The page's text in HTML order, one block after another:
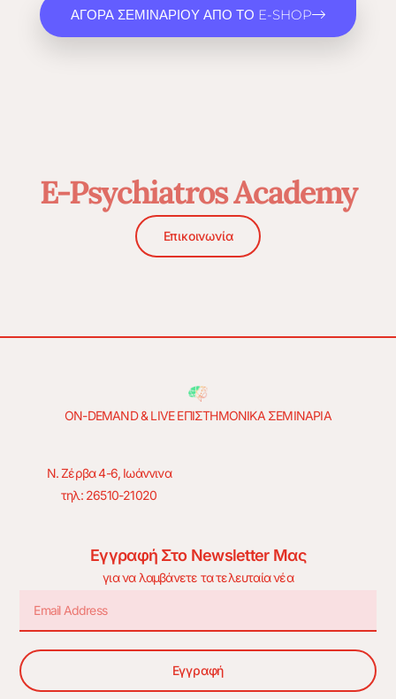
ΑΓΟΡΑ ΣΕΜΙΝΑΡΙΟΥ ΑΠΟ ΤΟ E-SHOP
E-Psychiatros Academy
Επικοινωνία
ON-DEMAND & LIVE ΕΠΙΣΤΗΜΟΝΙΚΑ ΣΕΜΙΝΑΡΙΑ
Ν. Ζέρβα 4-6, Ιωάννινα
τηλ: 26510-21020
Εγγραφή Στο Newsletter Μας
για να λαμβάνετε τα τελευταία νέα
Εγγραφή